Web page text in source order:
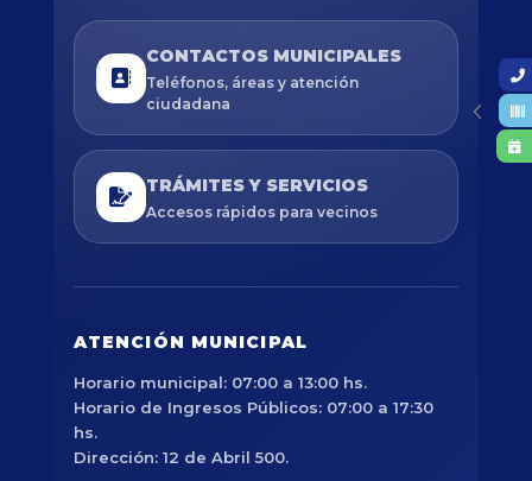
CONTACTOS MUNICIPALES
Teléfonos, áreas y atención
ciudadana
TRÁMITES Y SERVICIOS
Accesos rápidos para vecinos
ATENCIÓN MUNICIPAL
Horario municipal: 07:00 a 13:00 hs.
Horario de Ingresos Públicos: 07:00 a 17:30
hs.
Dirección: 12 de Abril 500.